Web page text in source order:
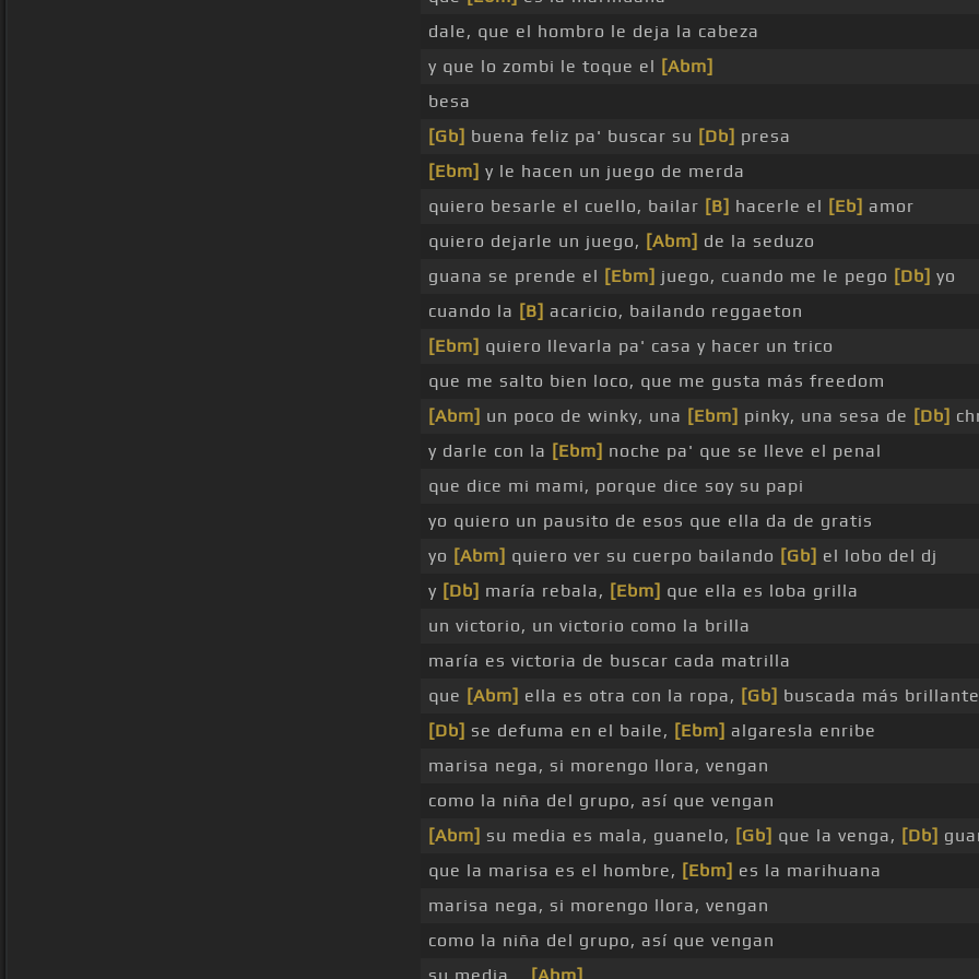
dale, que el hombro le deja la cabeza
y que lo zombi le toque el [Abm]
besa
[Gb] buena feliz pa' buscar su [Db] presa
[Ebm] y le hacen un juego de merda
quiero besarle el cuello, bailar [B] hacerle el [Eb] amor
quiero dejarle un juego, [Abm] de la seduzo
guana se prende el [Ebm] juego, cuando me le pego [Db] yo
cuando la [B] acaricio, bailando reggaeton
[Ebm] quiero llevarla pa' casa y hacer un trico
que me salto bien loco, que me gusta más freedom
[Abm] un poco de winky, una [Ebm] pinky, una sesa de [Db]
y darle con la [Ebm] noche pa' que se lleve el penal
que dice mi mami, porque dice soy su papi
yo quiero un pausito de esos que ella da de gratis
yo [Abm] quiero ver su cuerpo bailando [Gb] el lobo del dj
y [Db] maría rebala, [Ebm] que ella es loba grilla
un victorio, un victorio como la brilla
maría es victoria de buscar cada matrilla
que [Abm] ella es otra con la ropa, [Gb] buscada más brillante
[Db] se defuma en el baile, [Ebm] algaresla enribe
marisa nega, si morengo llora, vengan
como la niña del grupo, así que vengan
[Abm] su media es mala, guanelo, [Gb] que la venga, [Db]
que la marisa es el hombre, [Ebm] es la marihuana
marisa nega, si morengo llora, vengan
como la niña del grupo, así que vengan